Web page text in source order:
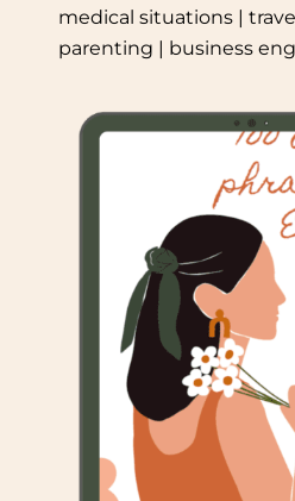
medical situations |
parenting | business